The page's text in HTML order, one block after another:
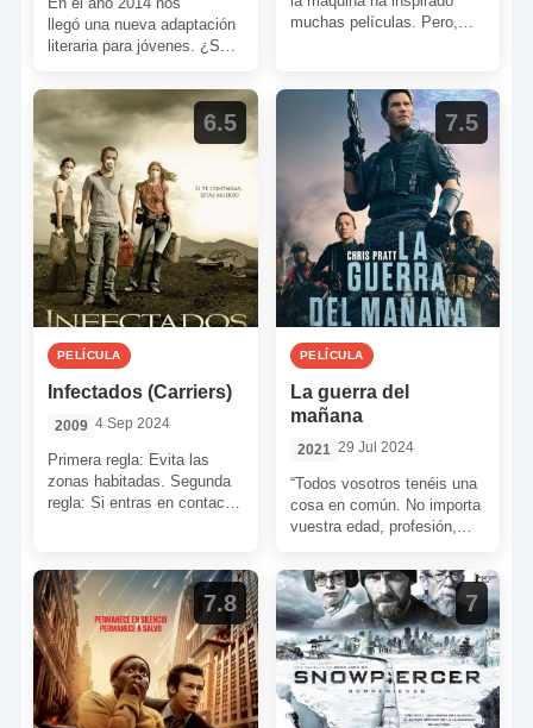
llegó una nueva adaptación
literaria para jóvenes. ¿Su
taquilla y poder dar
continuidad […]
muchas películas. Pero,
6.5
PELÍCULA
Infectados (Carriers)
2009 4 Sep 2024
Primera regla: Evita las
zonas habitadas. Segunda
regla: Si entras en contacto
7.5
PELÍCULA
La guerra del
mañana
2021 29 Jul 2024
“Todos vosotros tenéis una
cosa en común. No importa
vuestra edad, profesión,
sea vuestra experiencia,
[…]
7.8 7